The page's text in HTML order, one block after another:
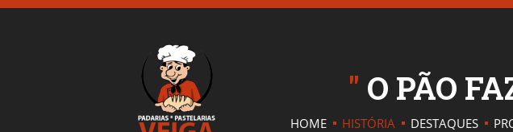
" O PÃO
HOME HISTÓRIA DESTAQUES